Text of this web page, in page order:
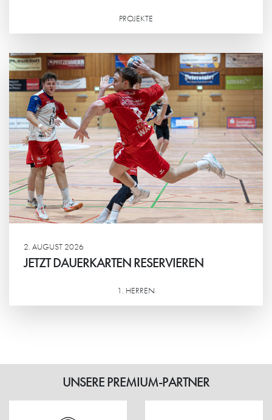
PROJEKTE
2. AUGUST 2026
JETZT DAUERKARTEN RESERVIEREN
1. HERREN
UNSERE PREMIUM-PARTNER